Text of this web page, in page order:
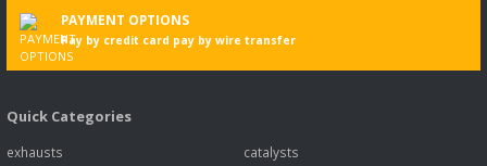
GTIN/EAN
Paketleme birimi
Durum
Motorlu taşıtın görüntüsü
PAYMENT OPTIONS
Pay by credit card pay by wire transfer
Quick Categories
exhausts
catalysts